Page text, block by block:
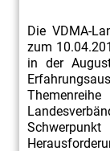
Die VDMA-
zum
in der